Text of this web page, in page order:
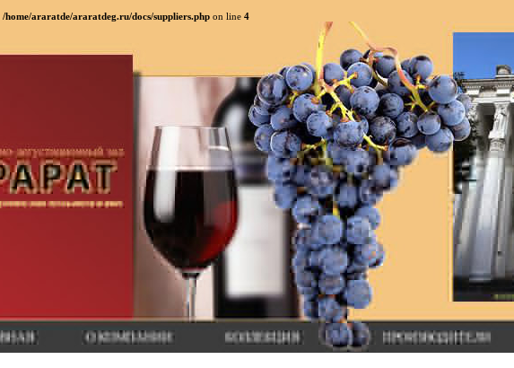
/home/araratde/araratdeg.ru/docs/suppliers.php on line 4